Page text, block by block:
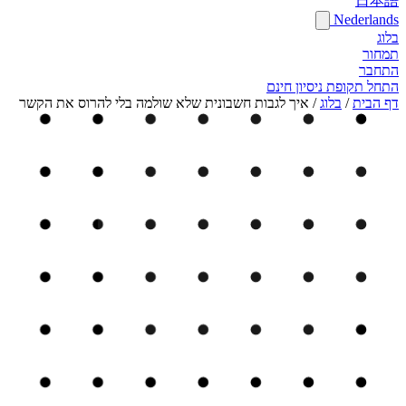
Nederlands
בלוג
תמחור
התחבר
התחל תקופת ניסיון חינם
דף הבית / בלוג / איך לגבות חשבונית שלא שולמה בלי להרוס את הקשר